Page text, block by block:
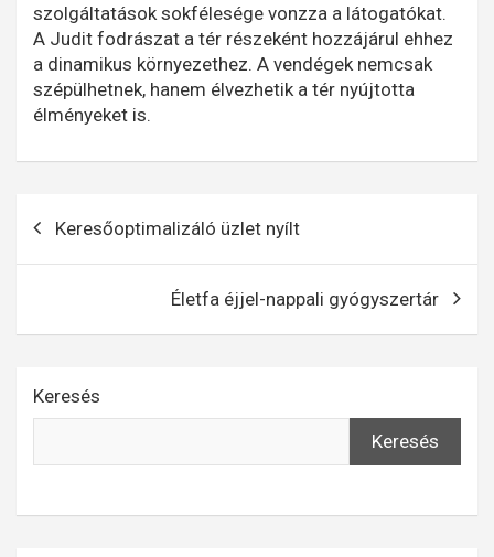
szolgáltatások sokfélesége vonzza a látogatókat.
A Judit fodrászat a tér részeként hozzájárul ehhez
a dinamikus környezethez. A vendégek nemcsak
szépülhetnek, hanem élvezhetik a tér nyújtotta
élményeket is.
Bejegyzés
Keresőoptimalizáló üzlet nyílt
Életfa éjjel-nappali gyógyszertár
Keresés
Keresés